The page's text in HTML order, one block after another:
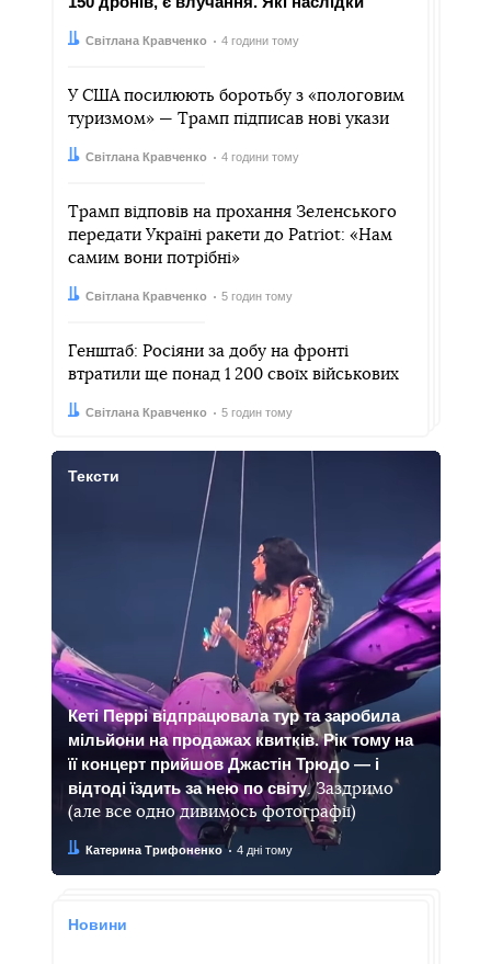
Автор:
Світлана Кравченко
Дата: 4 години тому
У США посилюють боротьбу з «пологовим
туризмом» — Трамп підписав нові укази
Автор:
Світлана Кравченко
Дата: 4 години тому
Трамп відповів на прохання Зеленського
передати Україні ракети до Patriot: «Нам
самим вони потрібні»
Автор:
Світлана Кравченко
Дата: 5 годин тому
Генштаб: Росіяни за добу на фронті
втратили ще понад 1 200 своїх військових
Автор:
Світлана Кравченко
Дата: 5 годин тому
Тексти
Кеті Перрі відпрацювала тур та заробила
мільйони на продажах квитків. Рік тому на
її концерт прийшов Джастін Трюдо — і
відтоді їздить за нею по світу. Заздримо
(але все одно дивимось фотографії)
Автор:
Катерина Трифоненко
Дата: 4 дні тому
Новини